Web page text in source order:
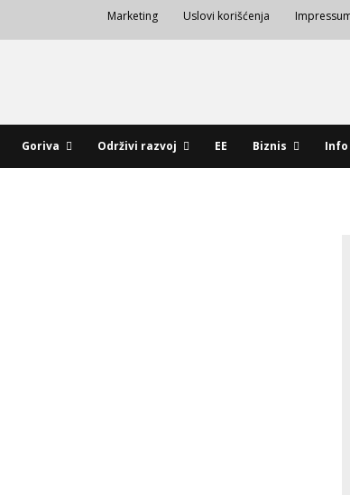
Marketing Uslovi korišćenja
Goriva Održivi razvoj EE Biznis Info